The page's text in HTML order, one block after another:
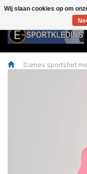
Terug
HARDLOOPKLEDING
Terug
TEAMWEAR
Terug
FIETSKLEDING
Terug
FITNESS
Terug
OUTDOOR
Terug
ACCESSOIRES
Terug
E-SPORT & GAMING
Terug
OBSTACLE RUN &
Terug
MAATTABELLEN
Dames sportshirt
Wij slaan cookies op om